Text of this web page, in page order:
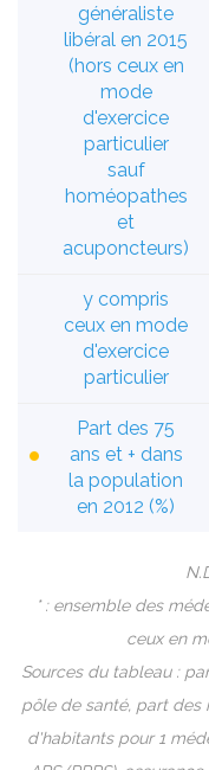
généraliste
libéral en 2015
(hors ceux en
mode
d'exercice
particulier
sauf
homéopathes
et
acuponcteurs)
y compris
ceux en mode
d'exercice
particulier
Part des 75
ans et + dans
la population
en 2012 (%)
* : ensemble des
ceux en
Sources du tableau :
pôle de santé, part des
d'habitants pour 1